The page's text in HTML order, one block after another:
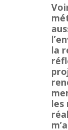
la
les